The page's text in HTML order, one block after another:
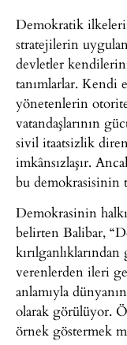
Demokratik
stratejilerin
devletler
tanımlarlar. Kendi
yönetenlerin
vatandaşlarının
sivil itaatsizlik
imkânsızlaşır.
bu demokrasisinin
Demokrasinin
belirten Balibar,
verenlerden ileri
anlamıyla
olarak görülüyor.
örnek göstermek